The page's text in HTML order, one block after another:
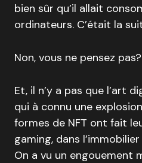
bien sûr qu’il allait
ordinateurs. C’était la
Non, vous ne pensez pas?
Et, il n’y a pas que l’art
qui à connu une
formes de NFT ont fait
gaming, dans
On a vu un engouement